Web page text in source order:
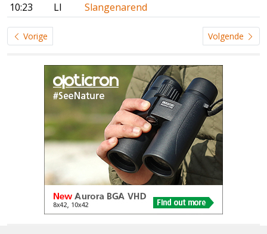
10:23
LI Slangenarend
Vorige Volgende